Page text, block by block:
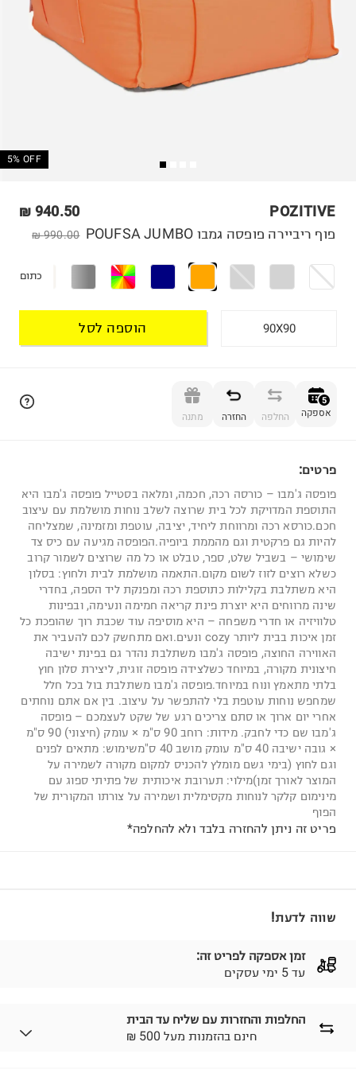
5% OFF
POZITIVE
940.50 ₪
990.00 ₪ פוף ריביירה פופסה גמבו POUFSA JUMBO
כתום
90X90 הוספה לסל
5
אספקה החלפה החזרה מתנה
פרטים:
פופסה ג'מבו – כורסה רכה, חכמה, ומלאה בסטייל פופסה ג'מבו היא
התוספת המדויקת לכל בית שרוצה לשלב נוחות מושלמת עם עיצוב
חכם.כורסא רכה ומרווחת ליחיד, יציבה, עוטפת ומזמינה, שמצליחה
להיות גם פרקטית וגם מהממת ביופיה.הפופסה מגיעה עם כיס צד
שימושי – בשביל שלט, ספר, טבלט או כל מה שרוצים לשמור קרוב
כשלא רוצים לזוז לשום מקום.התאמה מושלמת לבית ולחוץ: בסלון
היא משתלבת בקלילות כתוספת רכה ומפנקת ליד הספה, בחדרי
שינה מרווחים היא יוצרת פינת קריאה חמימה ונעימה, ובפינות
טלוויזיה או חדרי משפחה – היא מוסיפה עוד שכבת רוך שהופכת כל
זמן איכות בבית ליותר cozy ונעים.ואם מתחשק לכם להעביר את
האווירה החוצה, פופסה ג'מבו משתלבת נהדר גם בפינת ישיבה
חיצונית מקורה, במיוחד כשלצידה פופסה זוגית, ליצירת סלון חוץ
בלתי מתאמץ ונוח במיוחד.פופסה ג'מבו משתלבת בול בכל חלל
שמחפש נוחות עוטפת בלי להתפשר על עיצוב. בין אם אתם נוחתים
אחרי יום ארוך או סתם צריכים רגע של שקט לעצמכם – פופסה
ג'מבו שם כדי לחבק. מידות: רוחב 90 ס"מ × עומק (חיצוני) 90 ס"מ
× גובה ישיבה 40 ס"מ עומק מושב 40 ס"משימוש: מתאים לפנים
וגם לחוץ (בימי גשם מומלץ להכניס למקום מקורה לשמירה על
המוצר לאורך זמן)מילוי: תערובת איכותית של פתיתי ספוג עם
מינימום קלקר לנוחות מקסימלית ושמירה על צורתו המקורית של
הפוף
פריט זה ניתן להחזרה בלבד ולא להחלפה*
שווה לדעת!
זמן אספקה לפריט זה:
עד 5 ימי עסקים
החלפות והחזרות עם שליח עד הבית
₪ חינם בהזמנות מעל 500